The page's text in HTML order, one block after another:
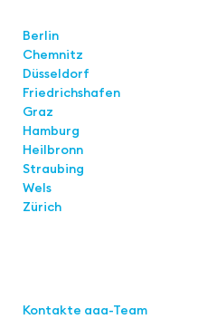
Berlin
Chemnitz
Düsseldorf
Friedrichshafen
Graz
Hamburg
Heilbronn
Straubing
Wels
Zürich
Kontakte aaa-Team